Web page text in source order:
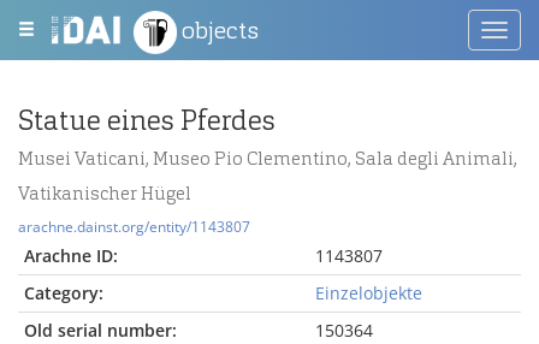
objects
Statue eines Pferdes
Musei Vaticani, Museo Pio Clementino, Sala degli Animali,
Vatikanischer Hügel
arachne.dainst.org/entity/1143807
Arachne ID:
1143807
Category:
Einzelobjekte
Old serial number:
150364